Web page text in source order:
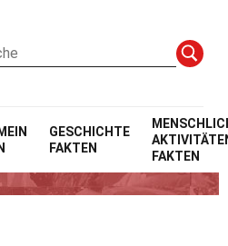
GESCHICHTE
FAKTEN
FAKTEN